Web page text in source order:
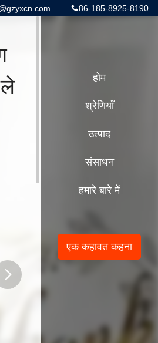
86-185-8925-8190
होम
श्रेणियाँ
उत्पाद
संसाधन
हमारे बारे में
एक कहावत कहना